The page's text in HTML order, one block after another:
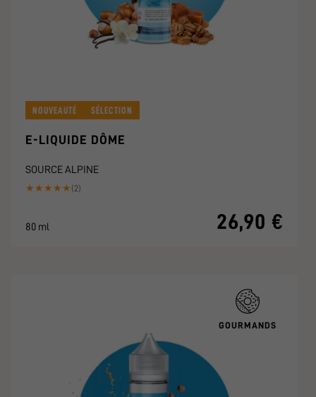
NOUVEAUTÉ SÉLECTION
E-LIQUIDE DÔME
SOURCE ALPINE
★ ★ ★ ★ ★ (2)
80 ml 26,90 €
GOURMANDS